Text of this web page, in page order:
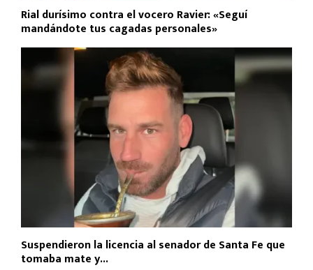
Rial durísimo contra el vocero Ravier: «Seguí
mandándote tus cagadas personales»
Suspendieron la licencia al senador de Santa Fe que
tomaba mate y...